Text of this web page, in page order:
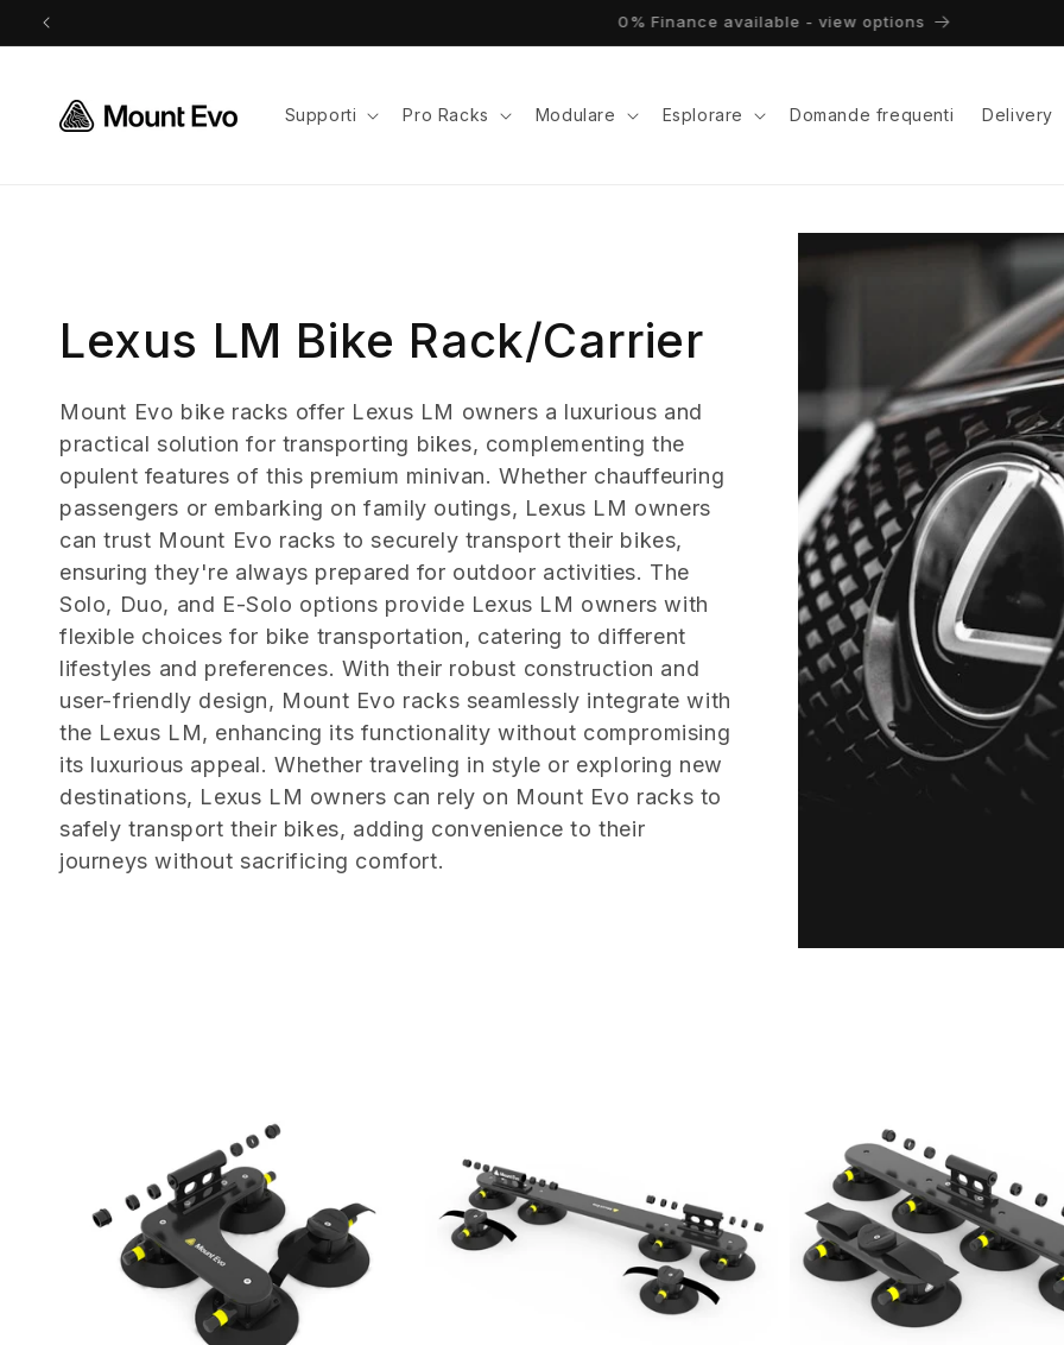
direttamente
ai contenuti
0% Finance available - view options
Supporti Pro Racks Modulare Esplorare Domande frequenti Delivery
C
o
l
l
e
z
i
o
n
Lexus LM Bike Rack/Carrier
Mount Evo bike racks offer Lexus LM owners a luxurious and
practical solution for transporting bikes, complementing the
opulent features of this premium minivan. Whether chauffeuring
passengers or embarking on family outings, Lexus LM owners
can trust Mount Evo racks to securely transport their bikes,
ensuring they're always prepared for outdoor activities. The
Solo, Duo, and E-Solo options provide Lexus LM owners with
flexible choices for bike transportation, catering to different
lifestyles and preferences. With their robust construction and
user-friendly design, Mount Evo racks seamlessly integrate with
the Lexus LM, enhancing its functionality without compromising
its luxurious appeal. Whether traveling in style or exploring new
destinations, Lexus LM owners can rely on Mount Evo racks to
safely transport their bikes, adding convenience to their
journeys without sacrificing comfort.